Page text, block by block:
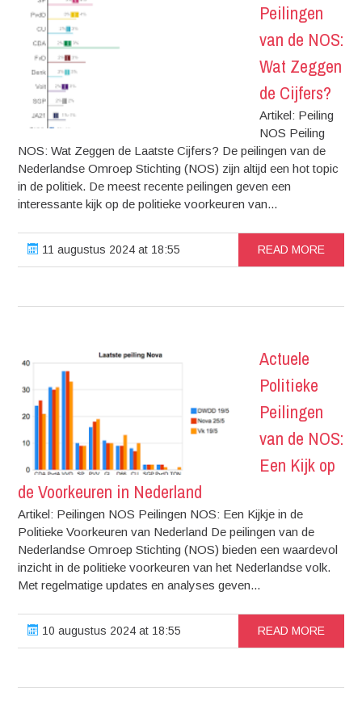
Peilingen
van de NOS:
Wat Zeggen
de Cijfers?
Artikel: Peiling
NOS Peiling
NOS: Wat Zeggen de Laatste Cijfers? De peilingen van de
Nederlandse Omroep Stichting (NOS) zijn altijd een hot topic
in de politiek. De meest recente peilingen geven een
interessante kijk op de politieke voorkeuren van...
11 augustus 2024 at 18:55 READ MORE
Actuele
Politieke
Peilingen
van de NOS:
Een Kijk op
de Voorkeuren in Nederland
Artikel: Peilingen NOS Peilingen NOS: Een Kijkje in de
Politieke Voorkeuren van Nederland De peilingen van de
Nederlandse Omroep Stichting (NOS) bieden een waardevol
inzicht in de politieke voorkeuren van het Nederlandse volk.
Met regelmatige updates en analyses geven...
10 augustus 2024 at 18:55 READ MORE